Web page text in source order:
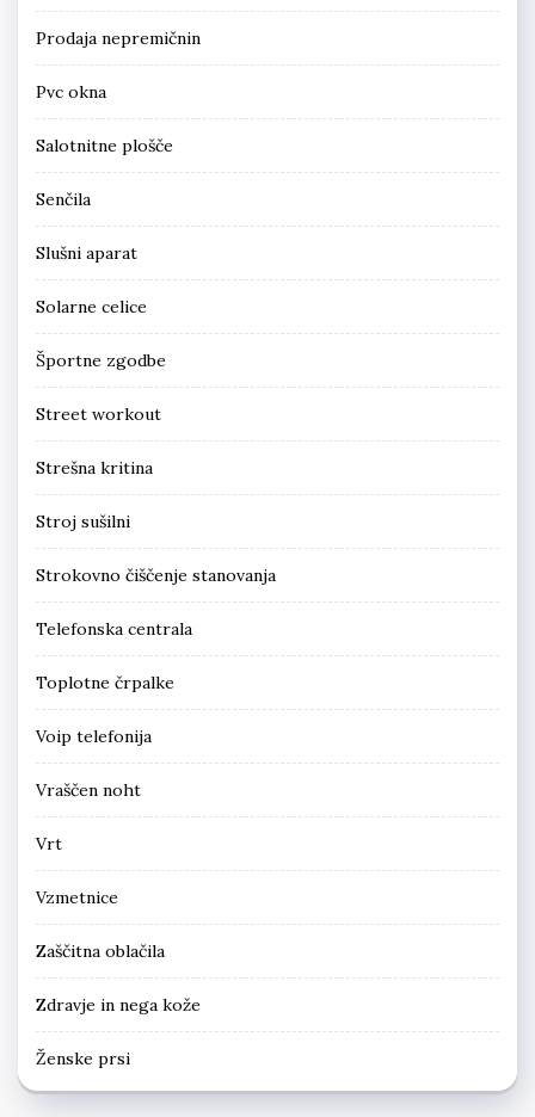
Prodaja nepremičnin
Pvc okna
Salotnitne plošče
Senčila
Slušni aparat
Solarne celice
Športne zgodbe
Street workout
Strešna kritina
Stroj sušilni
Strokovno čiščenje stanovanja
Telefonska centrala
Toplotne črpalke
Voip telefonija
Vraščen noht
Vrt
Vzmetnice
Zaščitna oblačila
Zdravje in nega kože
Ženske prsi